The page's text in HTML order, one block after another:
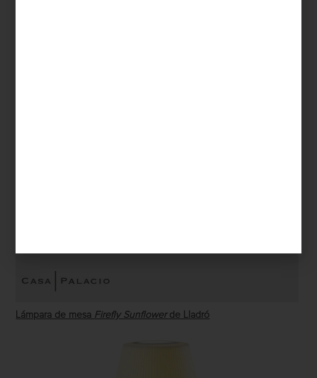
Lámpara de mesa Firefly Sunflower de Lladró